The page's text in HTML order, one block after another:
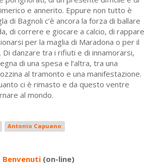
e annerito. Eppure non tutto è
di Bagnoli c’è ancora la forza di ballare
di correre e giocare a calcio, di rappare
per la maglia di Maradona o per il
Di danzare tra i rifiuti e di innamorarsi,
di una spesa e l’altra, tra una
al tramonto e una manifestazione.
ci è rimasto e da questo ventre
al mondo.
Antonio Capuano
Benvenuti (on-line)